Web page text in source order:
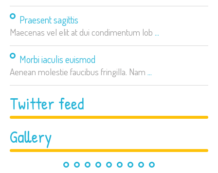
Praesent sagittis
Maecenas vel elit at dui condimentum lob ...
Morbi iaculis euismod
Aenean molestie faucibus fringilla. Nam ...
Twitter feed
Gallery